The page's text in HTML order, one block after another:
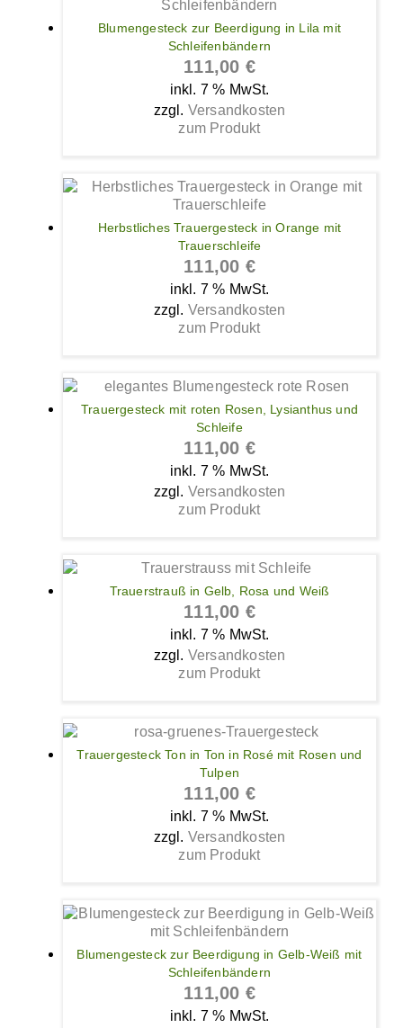
Blumengesteck zur Beerdigung in Lila mit
Schleifenbändern
111,00 €
inkl. 7 % MwSt.
zzgl. Versandkosten
zum Produkt
Herbstliches Trauergesteck in Orange mit
Trauerschleife
111,00 €
inkl. 7 % MwSt.
zzgl. Versandkosten
zum Produkt
Trauergesteck mit roten Rosen, Lysianthus und
Schleife
111,00 €
inkl. 7 % MwSt.
zzgl. Versandkosten
zum Produkt
Trauerstrauß in Gelb, Rosa und Weiß
111,00 €
inkl. 7 % MwSt.
zzgl. Versandkosten
zum Produkt
Trauergesteck Ton in Ton in Rosé mit Rosen und
Tulpen
111,00 €
inkl. 7 % MwSt.
zzgl. Versandkosten
zum Produkt
Blumengesteck zur Beerdigung in Gelb-Weiß mit
Schleifenbändern
111,00 €
inkl. 7 % MwSt.